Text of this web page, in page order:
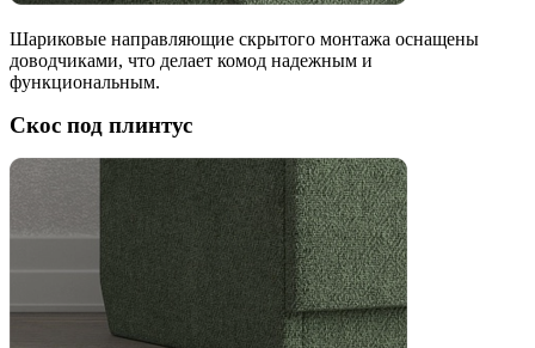
Шариковые направляющие скрытого монтажа оснащены
доводчиками, что делает комод надежным и
функциональным.
Скос под плинтус